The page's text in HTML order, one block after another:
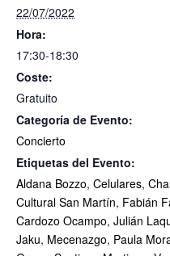
22/07/2022
Hora:
17:30-18:30
Coste:
Gratuito
Categoría de Evento:
Concierto
Etiquetas del Evento:
Aldana Bozzo, Celulares,
Cultural San Martín, Fabián
Cardozo Ocampo, Julián
Jaku, Mecenazgo, Paula